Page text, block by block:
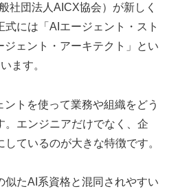
社団法人AICX協会）が新しく
には「AIエージェント・スト
ジェント・アーキテクト」とい
ます。
トを使って業務や組織をどう
。エンジニアだけでなく、企
ているのが大きな特徴です。
似たAI系資格と混同されやすい